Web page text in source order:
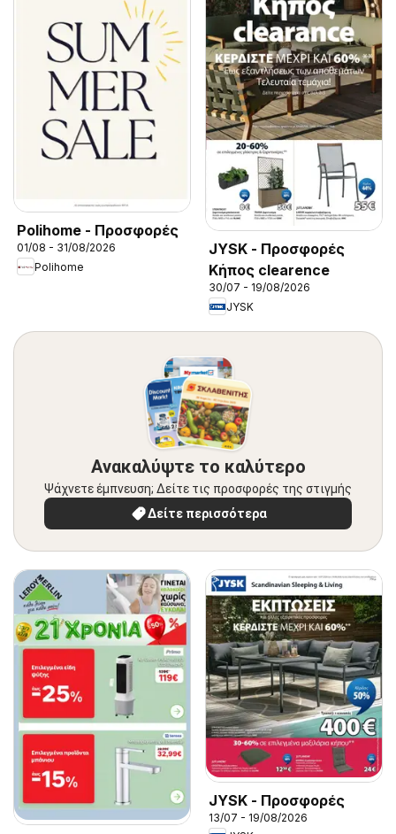
Polihome - Προσφορές
01/08 - 31/08/2026
Polihome
JYSK - Προσφορές
Κήπος clearence
30/07 - 19/08/2026
JYSK
Ανακαλύψτε το καλύτερο
Ψάχνετε έμπνευση; Δείτε τις προσφορές της στιγμής
Δείτε περισσότερα
JYSK - Προσφορές
13/07 - 19/08/2026